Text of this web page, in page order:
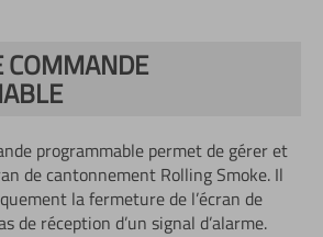
COMMANDE
programmable permet de gérer et
de cantonnement Rolling Smoke. Il
la fermeture de l’écran de
de réception d’un signal d’alarme.